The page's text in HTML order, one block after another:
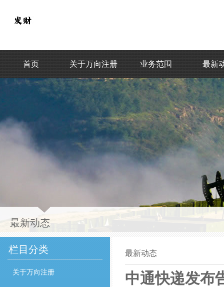
首页 关于万向注册 业务范围 最新
最新动态
栏目分类
关于万向注册
最新动态
中通快递发布